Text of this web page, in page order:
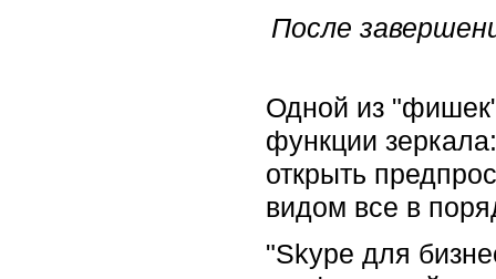
После
Одной из
функции
открыть
видом все в
"Skype для